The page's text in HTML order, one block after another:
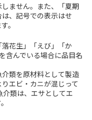
ません。また、「夏期
、記号での表示はせ
。
花生」「えび」「か
含んでいる場合に品目名
類を原材料として製造
エビ・カニが混じって
類は、エサとしてエ